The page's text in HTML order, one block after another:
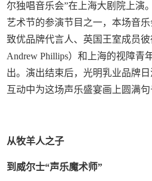
尔独唱音乐会”在上海大剧院上演
艺术节的参演节目之一，本场音
致优品牌代言人、英国王室成员彼
Andrew Phillips）和上海的视障青
出。演出结束后，光明乳业品牌
互动中为这场声乐盛宴画上圆满句
从牧羊人之子
到威尔士“声乐魔术师”